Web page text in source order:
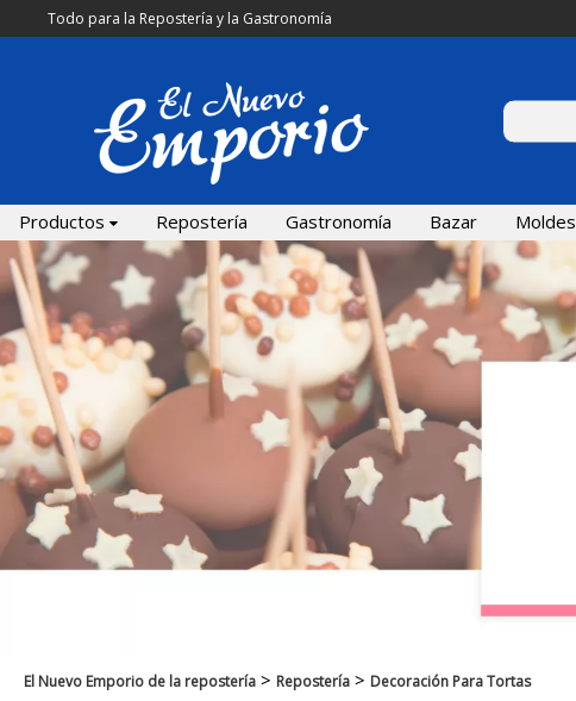
Todo para la Repostería y la Gastronomía
Productos Repostería Gastronomía Bazar Moldes
El Nuevo Emporio de la repostería > Repostería > Decoración Para Tortas